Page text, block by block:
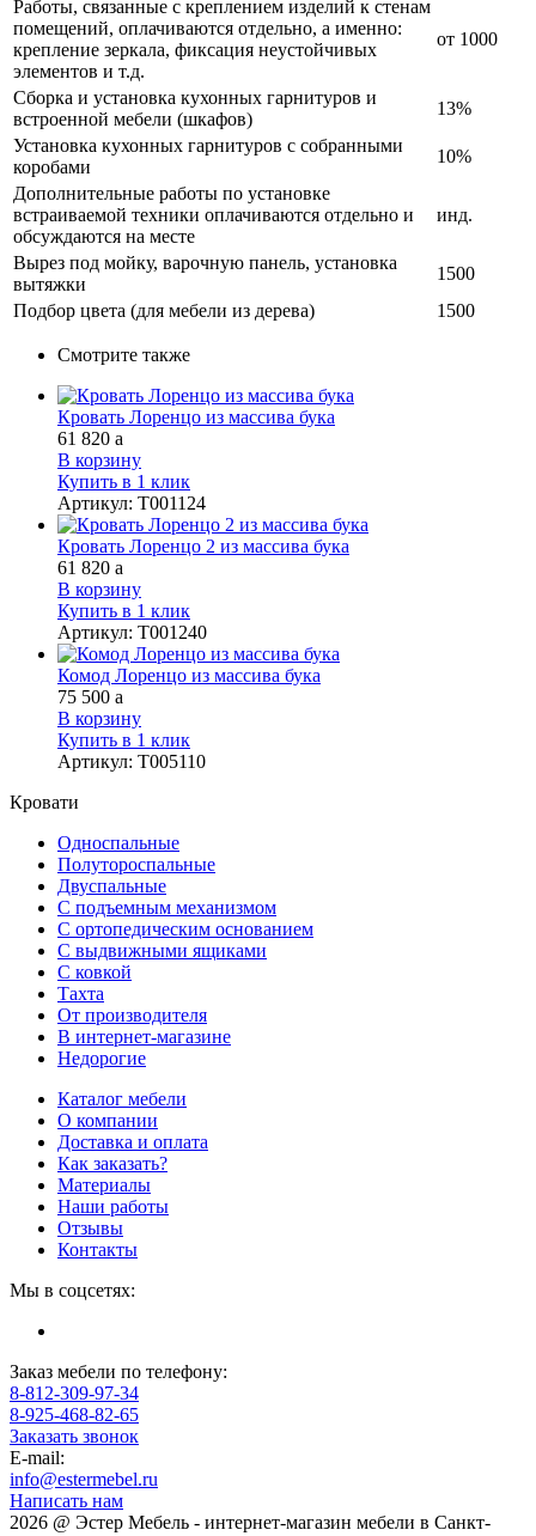
Работы, связанные с креплением изделий к стенам
помещений, оплачиваются отдельно, а именно:
крепление зеркала, фиксация неустойчивых
элементов и т.д.
от 1000
Сборка и установка кухонных гарнитуров и
встроенной мебели (шкафов)
13%
Установка кухонных гарнитуров с собранными
коробами
10%
Дополнительные работы по установке
встраиваемой техники оплачиваются отдельно и
обсуждаются на месте
инд.
Вырез под мойку, варочную панель, установка
вытяжки
1500
Подбор цвета (для мебели из дерева)
1500
Смотрите также
Кровать Лоренцо из массива бука
61 820 a
В корзину
Купить в 1 клик
Артикул: Т001124
Кровать Лоренцо 2 из массива бука
61 820 a
В корзину
Купить в 1 клик
Артикул: Т001240
Комод Лоренцо из массива бука
75 500 a
В корзину
Купить в 1 клик
Артикул: Т005110
Кровати
Односпальные
Полутороспальные
Двуспальные
С подъемным механизмом
С ортопедическим основанием
С выдвижными ящиками
С ковкой
Тахта
От производителя
В интернет-магазине
Недорогие
Каталог мебели
О компании
Доставка и оплата
Как заказать?
Материалы
Наши работы
Отзывы
Контакты
Мы в соцсетях:
Заказ мебели по телефону:
8-812-309-97-34
8-925-468-82-65
Заказать звонок
E-mail:
info@estermebel.ru
Написать нам
2026 @ Эстер Мебель - интернет-магазин мебели в Санкт-